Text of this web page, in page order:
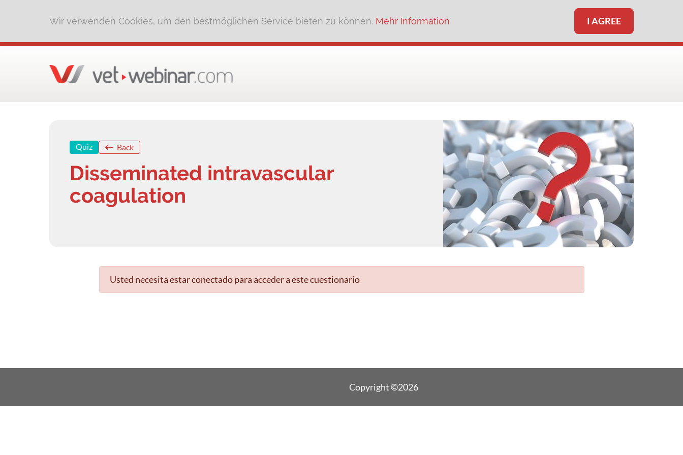
Wir verwenden Cookies, um den bestmöglichen Service bieten zu können. Mehr Information I AGREE
Quiz Back
Disseminated intravascular
coagulation
Usted necesita estar conectado para acceder a este cuestionario
Copyright ©2026